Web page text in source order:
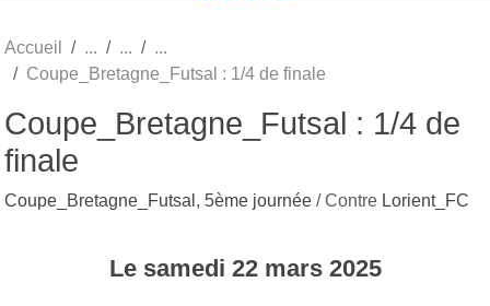
Accueil
Coupe_Bretagne_Futsal : 1/4 de finale
Coupe_Bretagne_Futsal : 1/4 de
finale
Coupe_Bretagne_Futsal, 5ème journée / Contre Lorient_FC
Le samedi 22 mars 2025